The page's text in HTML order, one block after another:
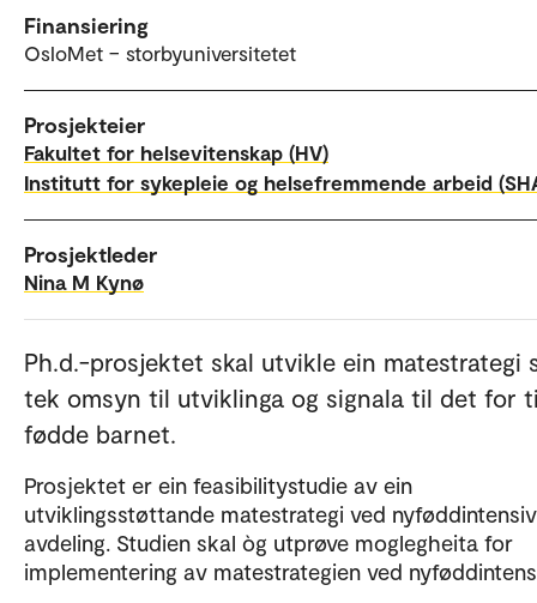
Finansiering
OsloMet – storbyuniversitetet
Prosjekteier
Fakultet for helsevitenskap (HV)
Institutt for sykepleie og helsefremmende arbeid
Prosjektleder
Nina M Kynø
Ph.d.-prosjektet skal utvikle ein matestrategi
tek omsyn til utviklinga og signala til det for
fødde barnet.
Prosjektet er ein feasibilitystudie av ein
utviklingsstøttande matestrategi ved nyføddintensiv
avdeling. Studien skal òg utprøve moglegheita for
implementering av matestrategien ved